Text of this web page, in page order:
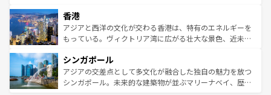
とつ。フォーやバインミー、ベトナムコーヒーなどは、ぜ
ひ現地で味わいたい。どの地域を訪れてもあたたかい人々
が旅行者を迎えてくれるので、きっと忘れられない旅にな
参照してほしい。
の活気が交差している。北部ではチェンマイなどの山岳地
帯で自然と触れ合い、南部ではプーケットやクラビの美し
いビーチでリゾート気分を楽しむことができる。タイ料理
激する。気候は一年中温暖で、どの季節にも異なる楽しみ
が待っている。親しみやすいタイの人々、仏教を中心とし
た文化、そして多様な観光資源が、訪れる旅人を魅了し続
香港
アジアと西洋の文化が交わる香港は、特有のエネルギーを
もっている。ヴィクトリア湾に広がる壮大な景色、近未来
み、どこを訪れても感動するはず。観光スポットが密集し
ており、効率よく見どころを回れるのも魅力。息をのむよ
うな絶景から文化的な体験まで、香港を存分に楽しみ尽く
シンガポール
アジアの交差点として多文化が融合した独自の魅力を放つ
シンガポール。未来的な建築物が並ぶマリーナベイ、歴史